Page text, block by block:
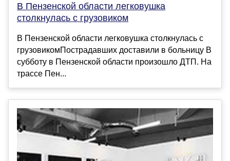
В Пензенской области легковушка
столкнулась с грузовиком
В Пензенской области легковушка столкнулась с
грузовикомПострадавших доставили в больницу В
субботу в Пензенской области произошло ДТП. На
трассе Пен...